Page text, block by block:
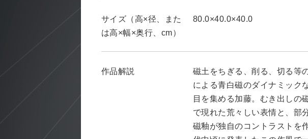
サイズ（高×径、また
は高×幅×奥行、cm）
80.0×40.0×40.0
作品解説
磁土をちぎる、削る、切る等
による青白磁のダイナミック
目を集める加藤。むき出しの
で現れた荒々しい表情と、部
磁釉が独自のコントラストを